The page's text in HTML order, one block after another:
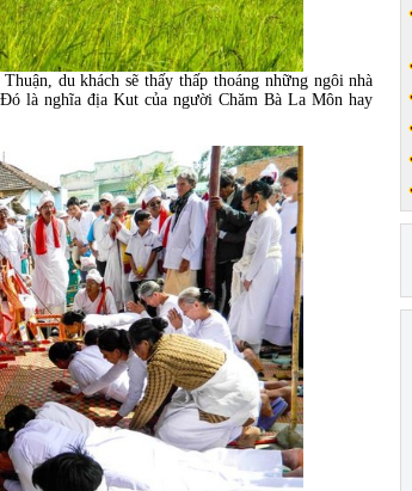
du khách sẽ thấy thấp thoáng những ngôi nhà
là nghĩa địa Kut của người Chăm Bà La Môn hay